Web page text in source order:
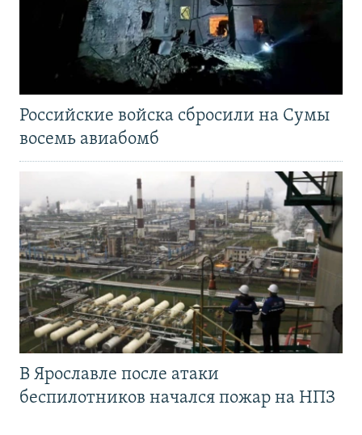
Российские войска сбросили на Сумы
восемь авиабомб
В Ярославле после атаки
беспилотников начался пожар на НПЗ